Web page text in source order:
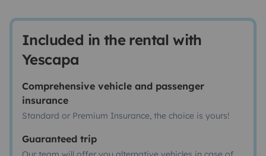
Included in the rental with
Yescapa
Comprehensive vehicle and passenger
insurance
Standard or Premium Insurance, the choice is yours!
Guaranteed trip